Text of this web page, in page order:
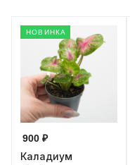
НОВИНКА
900 ₽
Каладиум